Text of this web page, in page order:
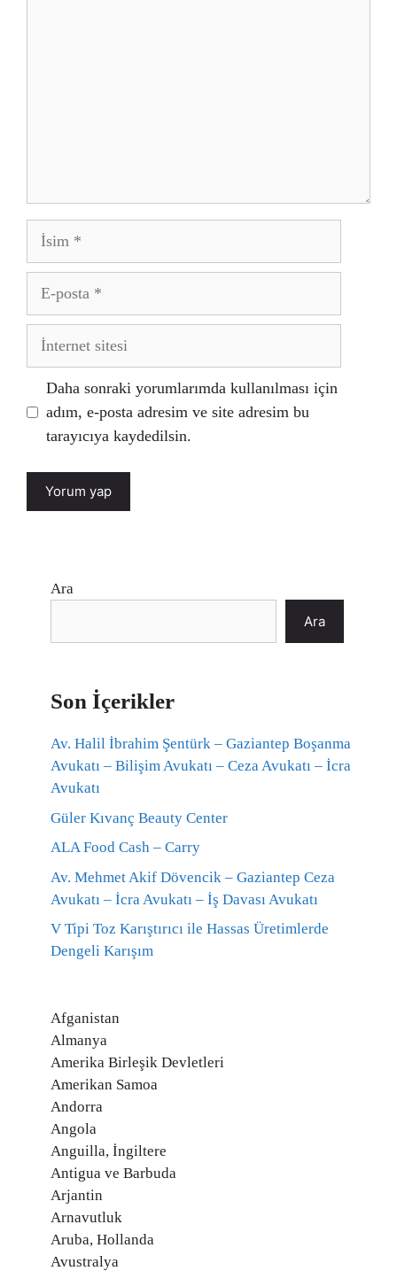
İsim
posta
İnternet
Daha sonraki yorumlarımda kullanılması için
adım, e-posta adresim ve site adresim bu
tarayıcıya kaydedilsin.
Ara
Ara
Son İçerikler
Av. Halil İbrahim Şentürk – Gaziantep Boşanma
Avukatı – Bilişim Avukatı – Ceza Avukatı – İcra
Avukatı
Güler Kıvanç Beauty Center
ALA Food Cash – Carry
Av. Mehmet Akif Dövencik – Gaziantep Ceza
Avukatı – İcra Avukatı – İş Davası Avukatı
V Tipi Toz Karıştırıcı ile Hassas Üretimlerde
Dengeli Karışım
Afganistan
Almanya
Amerika Birleşik Devletleri
Amerikan Samoa
Andorra
Angola
Anguilla, İngiltere
Antigua ve Barbuda
Arjantin
Arnavutluk
Aruba, Hollanda
Avustralya